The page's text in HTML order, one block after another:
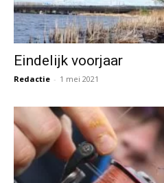
Eindelijk voorjaar
Redactie - 1 mei 2021